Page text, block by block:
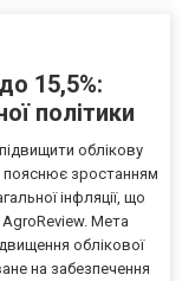
15,5%:
політики
облікову
пояснює зростанням
інфляції, що
AgroReview. Мета
облікової
на забезпечення